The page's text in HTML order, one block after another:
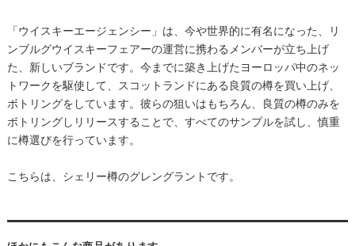
「ウイスキーエージェンシー」は、今や世界的に有名になった、リ
ンブルグウイスキーフェアーの運営に携わるメンバーが立ち上げ
た、新しいブランドです。今までに築き上げたヨーロッパ中のネッ
トワークを駆使して、スコットランドにある良質の樽を買い上げ、
ボトリングをしています。彼らの狙いはもちろん、良質の樽のみを
ボトリングしリリースすることで、すべてのサンプルを試し、慎重
に樽選びを行っています。
こちらは、シェリー樽のグレングラントです。